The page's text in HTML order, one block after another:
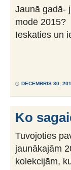
Jaunā gadā-
modē 2015?
Ieskaties un
DECEMBRIS 30,
Ko
Tuvojoties
jaunākajām
kolekcijām,